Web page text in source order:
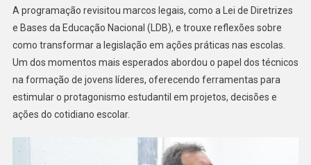
A programação revisitou marcos legais, como a Lei de Diretrizes
e Bases da Educação Nacional (LDB), e trouxe reflexões sobre
como transformar a legislação em ações práticas nas escolas.
Um dos momentos mais esperados abordou o papel dos técnicos
na formação de jovens líderes, oferecendo ferramentas para
estimular o protagonismo estudantil em projetos, decisões e
ações do cotidiano escolar.